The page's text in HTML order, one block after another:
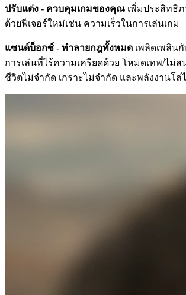
ปรับแต่ง - ควบคุมเกมของคุณ เพิ่มประสิทธิ
ด้วยฟีเจอร์ใหม่เช่น ความเร็วในการเล่นเกม
แซนด์บ็อกซ์ - ทำลายกฎทั้งหมด เพลิดเพลิน
การเล่นที่ไร้ความเครียดด้วย โหมดเทพ/ไม่ส
ชีวิตไม่จำกัด เกราะไม่จำกัด และพลังงานโล่